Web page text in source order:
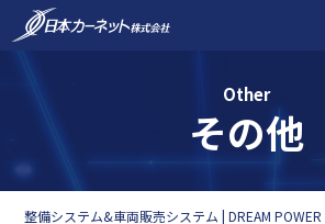
整備システム&車両販売システム | DREAM
Other
その他